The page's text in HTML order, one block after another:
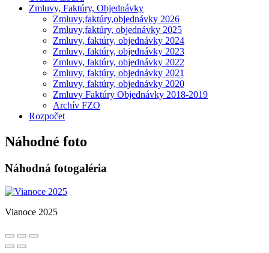
Zmluvy, Faktúry, Objednávky
Zmluvy,faktúry,objednávky 2026
Zmluvy,faktúry, objednávky 2025
Zmluvy, faktúry, objednávky 2024
Zmluvy, faktúry, objednávky 2023
Zmluvy, faktúry, objednávky 2022
Zmluvy, faktúry, objednávky 2021
Zmluvy, faktúry, objednávky 2020
Zmluvy Faktúry Objednávky 2018-2019
Archív FZO
Rozpočet
Náhodné foto
Náhodná fotogaléria
Vianoce 2025